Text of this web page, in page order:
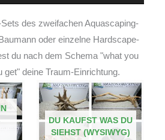
des zweifachen Aquascaping-
oder einzelne Hardscape-
du nach dem Schema "what you
get" deine Traum-Einrichtung.
DU KAUFST WAS DU
SIEHST (WYSIWYG)